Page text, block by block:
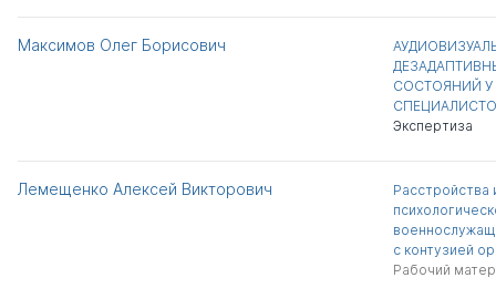
Максимов Олег Борисович
СОСТОЯНИЙ У
Экспертиза
Лемещенко Алексей Викторович
Расстройства
с контузией
Рабочий